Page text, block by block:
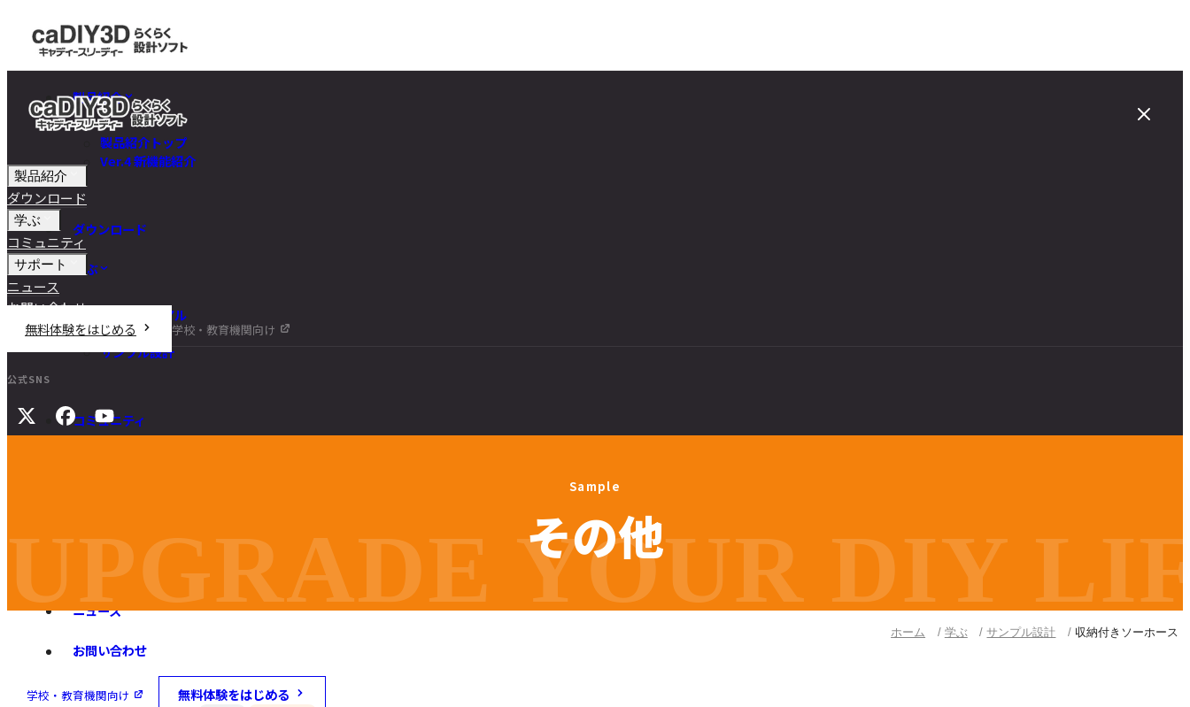
製品紹介
製品紹介トップ
Ver.4 新機能紹介
ダウンロード
学ぶ
チュートリアル
DIY講座
サンプル設計
コミュニティ
旧バージョンダウンロード
ニュース
お問い合わせ
学校・教育機関向け 無料体験をはじめる
製品紹介
ダウンロード
学ぶ
コミュニティ
サポート
ニュース
お問い合わせ
無料体験をはじめる
学校・教育機関向け
公式SNS
Sa mple
その他
UPGRADE YOUR DIY
ホーム 学ぶ サンプル設計 収納付きソーホース